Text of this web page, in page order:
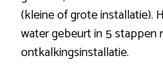
(kleine of grote installatie).
water gebeurt in 5 stappen
ontkalkingsinstallatie.